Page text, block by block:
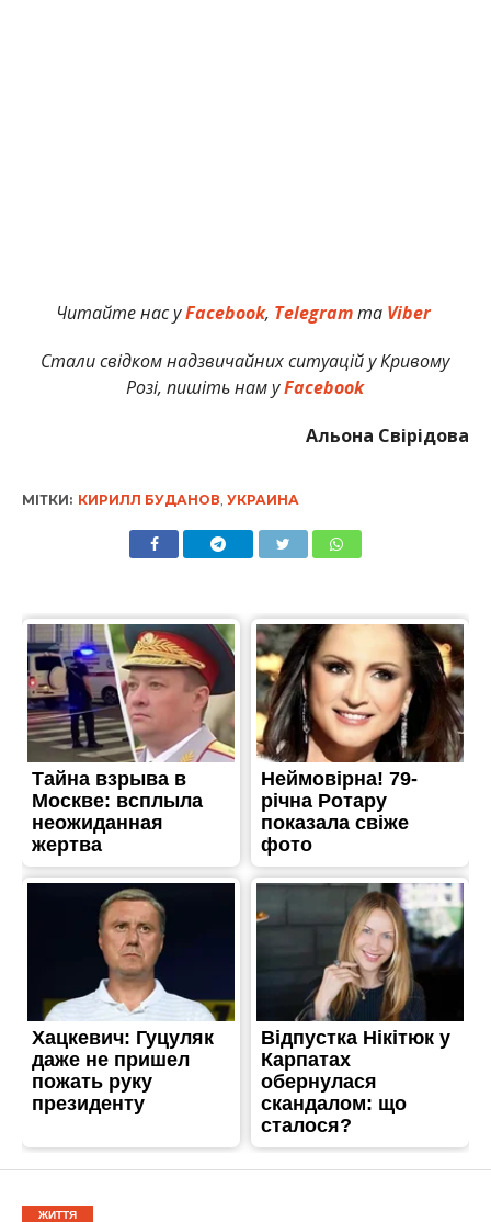
Читайте нас уFacebook, Telegramта Viber
Стали свідком надзвичайних ситуацій у Кривому
Розі, пишіть нам уFacebook
Альона Свірідова
МІТКИ: КИРИЛЛ БУДАНОВ УКРАИНА
ЖИТТЯ